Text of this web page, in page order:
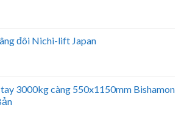
đôi Nichi-lift Japan
tay 3000kg càng 550x1150mm Bishamon